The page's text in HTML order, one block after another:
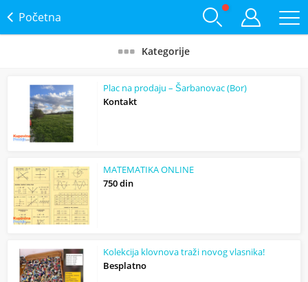
Početna
Kategorije
Plac na prodaju – Šarbanovac (Bor)
Kontakt
MATEMATIKA ONLINE
750 din
Kolekcija klovnova traži novog vlasnika!
Besplatno